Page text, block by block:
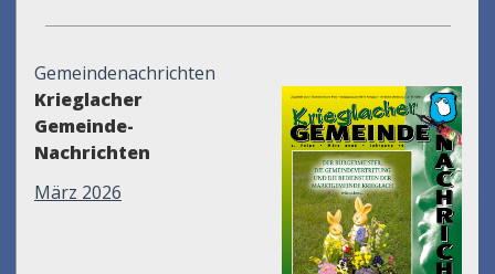
Gemeindenachrichten
Krieglacher
Gemeinde-
Nachrichten
März 2026